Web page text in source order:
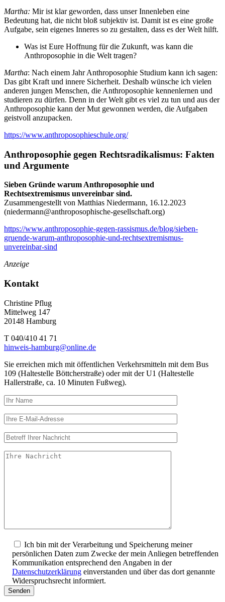
Martha: Mir ist klar geworden, dass unser Innenleben eine
Bedeutung hat, die nicht bloß subjektiv ist. Damit ist es eine große
Aufgabe, sein eigenes Inneres so zu gestalten, dass es der Welt hilft.
Was ist Eure Hoffnung für die Zukunft, was kann die
Anthroposophie in die Welt tragen?
Martha: Nach einem Jahr Anthroposophie Studium kann ich sagen:
Das gibt Kraft und innere Sicherheit. Deshalb wünsche ich vielen
anderen jungen Menschen, die Anthroposophie kennenlernen und
studieren zu dürfen. Denn in der Welt gibt es viel zu tun und aus der
Anthroposophie kann der Mut gewonnen werden, die Aufgaben
geistvoll anzupacken.
https://www.anthroposophieschule.org/
Anthroposophie gegen Rechtsradikalismus: Fakten
und Argumente
Sieben Gründe warum Anthroposophie und
Rechtsextremismus unvereinbar sind.
Zusammengestellt von Matthias Niedermann, 16.12.2023
(niedermann@anthroposophische-gesellschaft.org)
https://www.anthroposophie-gegen-rassismus.de/blog/sieben-
gruende-warum-anthroposophie-und-rechtsextremismus-
unvereinbar-sind
Anzeige
Kontakt
Christine Pflug
Mittelweg 147
20148 Hamburg
T 040/410 41 71
hinweis-hamburg@online.de
Sie erreichen mich mit öffentlichen Verkehrsmitteln mit dem Bus
109 (Haltestelle Böttcherstraße) oder mit der U1 (Haltestelle
Hallerstraße, ca. 10 Minuten Fußweg).
Ich bin mit der Verarbeitung und Speicherung meiner
persönlichen Daten zum Zwecke der mein Anliegen betreffenden
Kommunikation entsprechend den Angaben in der
Datenschutzerklärung einverstanden und über das dort genannte
Widerspruchsrecht informiert.